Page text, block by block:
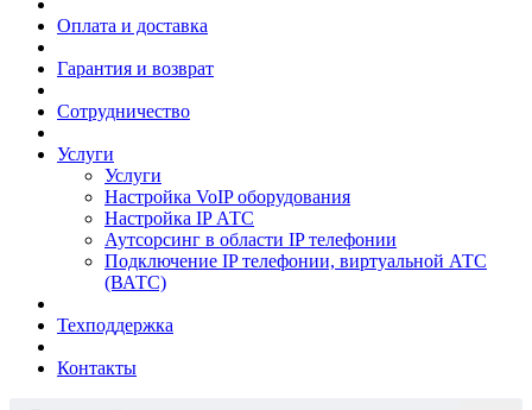
Оплата и доставка
Гарантия и возврат
Сотрудничество
Услуги
Услуги
Настройка VoIP оборудования
Настройка IP АТС
Аутсорсинг в области IP телефонии
Подключение IP телефонии, виртуальной АТС
(ВАТС)
Техподдержка
Контакты